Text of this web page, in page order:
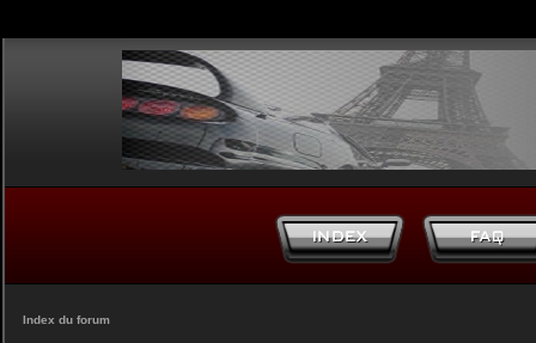
Index du forum